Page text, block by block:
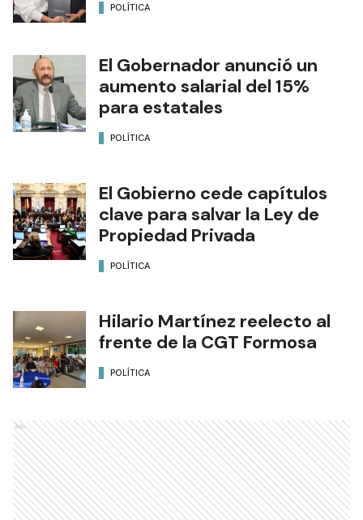
POLÍTICA
El Gobernador anunció un
aumento salarial del 15%
para estatales
POLÍTICA
El Gobierno cede capítulos
clave para salvar la Ley de
Propiedad Privada
POLÍTICA
Hilario Martínez reelecto al
frente de la CGT Formosa
POLÍTICA
Ads